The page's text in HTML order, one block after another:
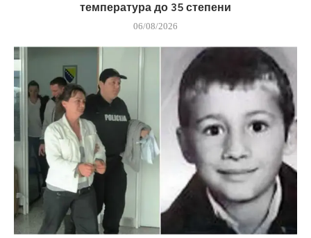
температура до 35 степени
06/08/2026